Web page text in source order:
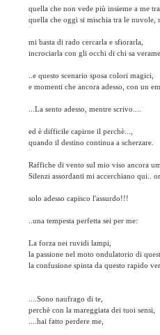
quella che non vede più insieme a me
quella che oggi si mischia tra le nuvole,
mi basta di rado cercarla e sfiorarla,
incrociarla con gli occhi di chi sa
..e questo scenario sposa colori magici,
e momenti che ancora adesso, con un
...La sento adesso, mentre scrivo....
ed è difficile capirne il perchè...,
quando il destino continua a scherzare.
Raffiche di vento sul mio viso ancora
Silenzi assordanti mi accerchiano qui..
solo adesso capisco l'assurdo!!!
..una tempesta perfetta sei per me:
La forza nei ruvidi lampi,
la passione nel moto ondulatorio di
la confusione spinta da questo rapido
....Sono naufrago di te,
perchè con la mareggiata dei tuoi sensi,
....hai fatto perdere me,